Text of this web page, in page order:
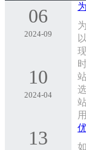
06
2024-09
10
2024-04
13